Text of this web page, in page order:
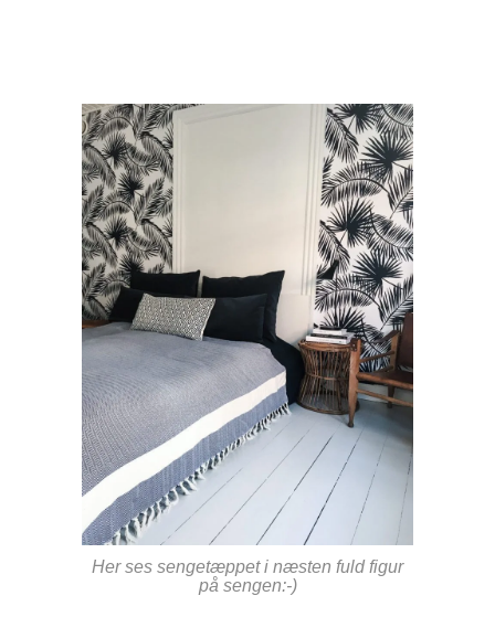
Her ses sengetæppet i næsten fuld figur
på sengen:-)